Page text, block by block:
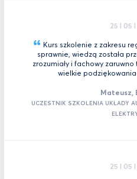
25 I 05
Kurs szkolenie z zakresu
sprawnie, wiedzą została
zrozumiały i fachowy
wielkie
Mateusz,
UCZESTNIK SZKOLENIA UKŁADY
25 I 05